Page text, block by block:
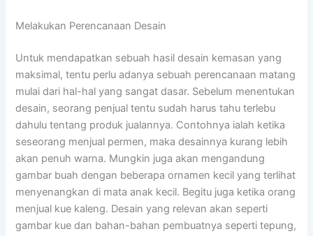
Melakukan Perencanaan Desain
Untuk mendapatkan sebuah hasil desain kemasan yang
maksimal, tentu perlu adanya sebuah perencanaan matang
mulai dari hal-hal yang sangat dasar. Sebelum menentukan
desain, seorang penjual tentu sudah harus tahu terlebu
dahulu tentang produk jualannya. Contohnya ialah ketika
seseorang menjual permen, maka desainnya kurang lebih
akan penuh warna. Mungkin juga akan mengandung
gambar buah dengan beberapa ornamen kecil yang terlihat
menyenangkan di mata anak kecil. Begitu juga ketika orang
menjual kue kaleng. Desain yang relevan akan seperti
gambar kue dan bahan-bahan pembuatnya seperti tepung,